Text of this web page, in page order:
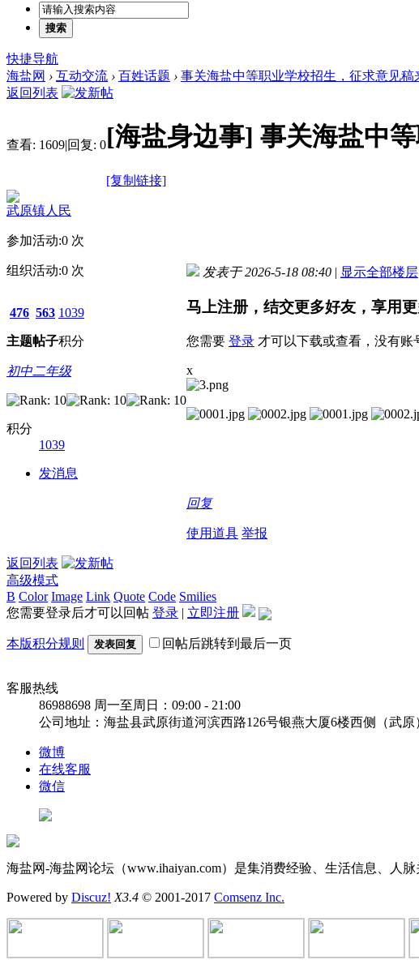
搜索
快捷导航
海盐网 › 互动交流 › 百姓话题 › 事关海盐中等职业学校招生，征求意见稿
返回列表
查看: 1609|回复: 0[海盐身边事] 事关海盐中
[复制链接]
武原镇人民
参加活动:0 次
组织活动:0 次
476
主题
563
帖子
1039
积分
初中二年级
积分
1039
发消息
发表于 2026-5-18 08:40 | 显示全部楼层
马上注册，结交更多好友，享用
您需要 登录 才可以下载或查看，没有账
x
回复
使用道具 举报
返回列表
高级模式
B Color Image Link Quote Code Smilies
您需要登录后才可以回帖 登录 | 立即注册
本版积分规则 发表回复 回帖后跳转到最后一页
客服热线
86988698 周一至周日：09:00 - 21:00
公司地址：海盐县武原街道河滨西路126号银燕大厦6楼西侧（武原
微博
在线客服
微信
海盐网-海盐网论坛（www.ihaiyan.com）是集消费经验、生活信息、人
Powered by Discuz! X3.4 © 2001-2017 Comsenz Inc.